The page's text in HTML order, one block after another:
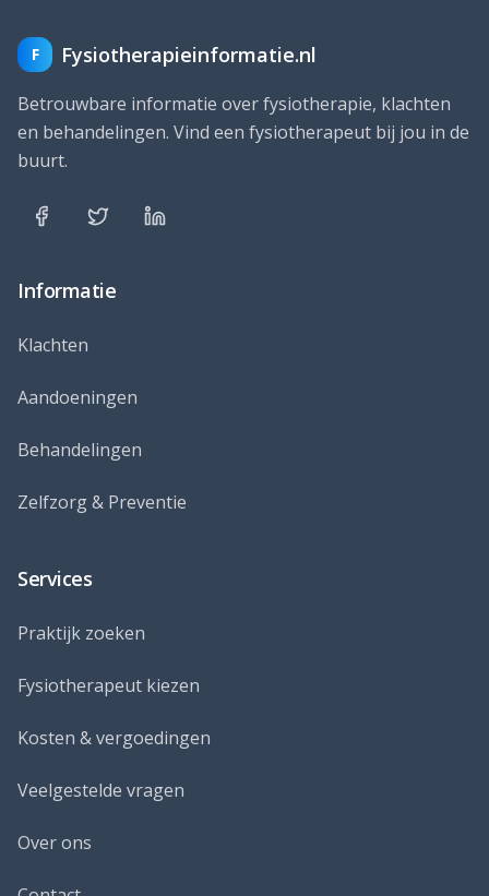
F Fysiotherapieinformatie.nl
Betrouwbare informatie over fysiotherapie, klachten
en behandelingen. Vind een fysiotherapeut bij jou in de
buurt.
Informatie
Klachten
Aandoeningen
Behandelingen
Zelfzorg & Preventie
Services
Praktijk zoeken
Fysiotherapeut kiezen
Kosten & vergoedingen
Veelgestelde vragen
Over ons